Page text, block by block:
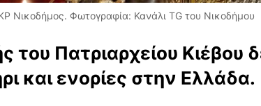
Νικοδήμος. Φωτογραφία: Κανάλι TG του Νικοδήμου
του Πατριαρχείου Κιέβου
και ενορίες στην Ελλάδα.